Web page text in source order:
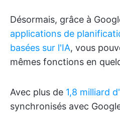
Désormais, grâce à
applications de
basées sur l'IA, vous
mêmes fonctions en
Avec plus de 1,8 milliard
synchronisés avec